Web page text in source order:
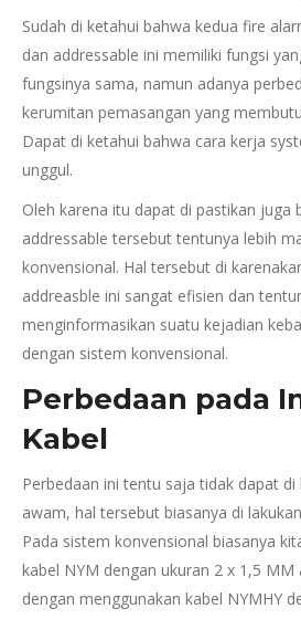
Sudah di ketahui bahwa kedua fire
dan addressable ini memiliki fungsi
fungsinya sama, namun adanya
kerumitan pemasangan yang
Dapat di ketahui bahwa cara kerja
unggul.
Oleh karena itu dapat di pastikan juga
addressable tersebut tentunya lebih
konvensional. Hal tersebut di
addreasble ini sangat efisien dan
menginformasikan suatu kejadian
dengan sistem konvensional.
Perbedaan pada
Kabel
Perbedaan ini tentu saja tidak dapat
awam, hal tersebut biasanya di
Pada sistem konvensional biasanya
kabel NYM dengan ukuran 2 x 1,5
dengan menggunakan kabel NYMHY